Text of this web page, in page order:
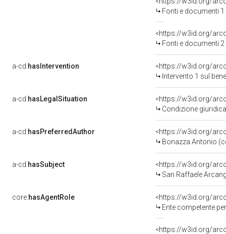
Fonti e documenti
<https://w3id.org/
Fonti e documenti
a-cd:hasIntervention
<https://w3id.org/
Intervento 1 sul
a-cd:hasLegalSituation
Condizione
a-cd:hasPreferredAuthor
<https://w3id.org/
Bonazza Antonio
a-cd:hasSubject
<https://w3id.org/
San Raffaele
core:hasAgentRole
<https://w3id.org/
Ente competente per tutela
<https://w3id.org/